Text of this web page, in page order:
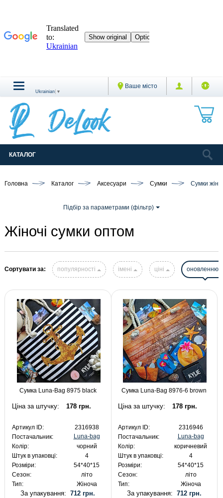
Ваше місто
Ukrainian ▼
КАТАЛОГ
Головна Каталог Аксесуари Сумки Сумки
Підбір за параметрами (фільтр)
Жіночі сумки оптом
Сортувати за: популярності імені ціні оновленню
Сумка Luna-Bag 8975 black
Ціна за штучку: 178 грн.
Артикул ID:
2316938
Постачальник:
Luna-bag
Колір:
чорний
Штук в упаковці:
4
Розміри:
54*40*15
Сезон:
літо
Тип:
Жіноча
За упакування:712 грн.
Сумка Luna-Bag 8976-6 brown
Ціна за штучку: 178 грн.
Артикул ID:
2316946
Постачальник:
Luna-bag
Колір:
коричневий
Штук в упаковці:
4
Розміри:
54*40*15
Сезон:
літо
Тип:
Жіноча
За упакування: 712 грн.